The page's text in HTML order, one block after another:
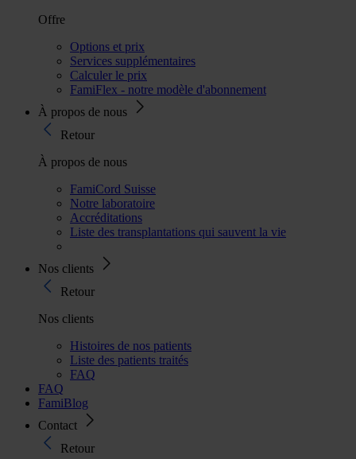
Offre
Options et prix
Services supplémentaires
Calculer le prix
FamiFlex - notre modèle d'abonnement
À propos de nous
Retour
À propos de nous
FamiCord Suisse
Notre laboratoire
Accréditations
Liste des transplantations qui sauvent la vie
Nos clients
Retour
Nos clients
Histoires de nos patients
Liste des patients traités
FAQ
FAQ
FamiBlog
Contact
Retour